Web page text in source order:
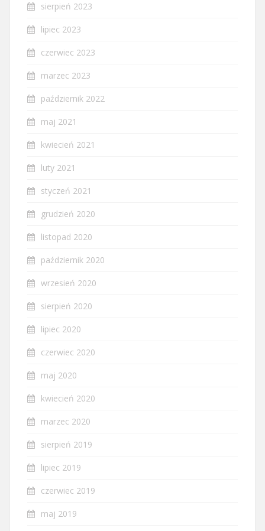
sierpień 2023
lipiec 2023
czerwiec 2023
marzec 2023
październik 2022
maj 2021
kwiecień 2021
luty 2021
styczeń 2021
grudzień 2020
listopad 2020
październik 2020
wrzesień 2020
sierpień 2020
lipiec 2020
czerwiec 2020
maj 2020
kwiecień 2020
marzec 2020
sierpień 2019
lipiec 2019
czerwiec 2019
maj 2019